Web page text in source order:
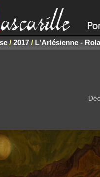
/ 2017/ L'Arlésienne -